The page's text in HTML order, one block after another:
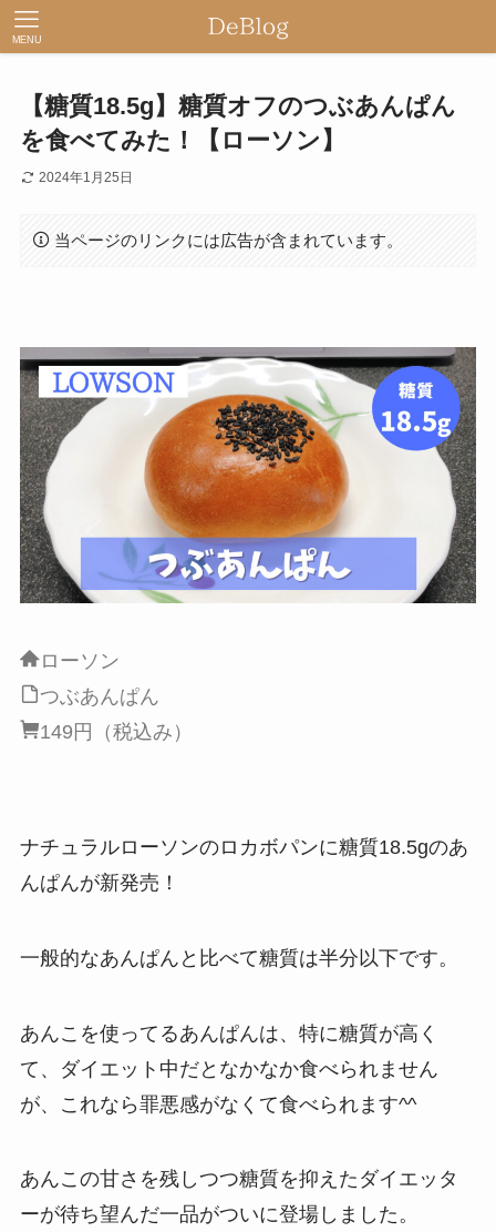
MENU
【糖質18.5g】糖質オフのつぶあんぱん
を食べてみた！【ローソン】
2024年1月25日
当ページのリンクには広告が含まれています。
ローソン
つぶあんぱん
149円（税込み）
ナチュラルローソンのロカボパンに糖質18.5gのあ
んぱんが新発売！
一般的なあんぱんと比べて糖質は半分以下です。
あんこを使ってるあんぱんは、特に糖質が高く
て、ダイエット中だとなかなか食べられません
が、これなら罪悪感がなくて食べられます^^
あんこの甘さを残しつつ糖質を抑えたダイエッタ
ーが待ち望んだ一品がついに登場しました。